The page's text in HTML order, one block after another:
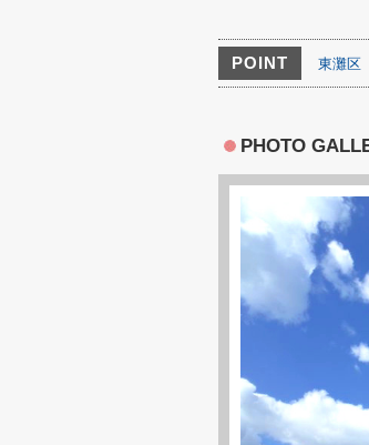
POINT 東灘区
PHOTO